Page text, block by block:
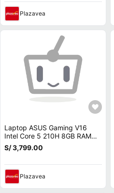
Plazavea
Laptop ASUS Gaming V16
Intel Core 5 210H 8GB RAM
512GB SSD RTX 3050 6GB 16
WUXGA V3607VJ-RP067W
S/ 3,799.00
Plazavea